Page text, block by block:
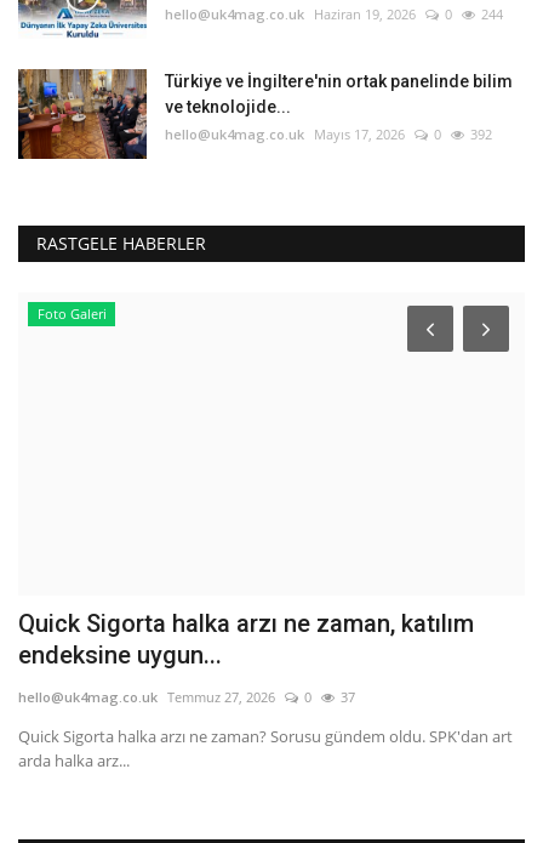
hello@uk4mag.co.uk Haziran 19, 2026 0 244
Türkiye ve İngiltere'nin ortak panelinde bilim
ve teknolojide...
hello@uk4mag.co.uk Mayıs 17, 2026 0 392
RASTGELE HABERLER
Foto Galeri
Quick Sigorta halka arzı ne zaman, katılım
endeksine uygun...
hello@uk4mag.co.uk Temmuz 27, 2026 0 37
Quick Sigorta halka arzı ne zaman? Sorusu gündem oldu. SPK'dan art
arda halka arz...